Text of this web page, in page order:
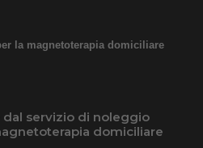
la magnetoterapia domiciliare
servizio di noleggio
domiciliare